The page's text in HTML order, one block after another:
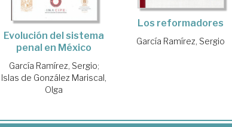
Evolución del sistema
penal en México
García Ramírez, Sergio;
Islas de González Mariscal,
Olga
Los reformadores
García Ramírez, Sergio